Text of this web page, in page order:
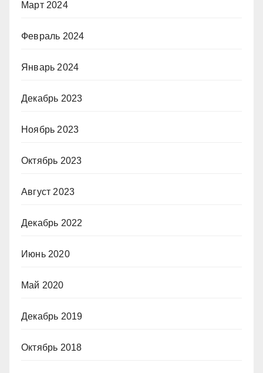
Март 2024
Февраль 2024
Январь 2024
Декабрь 2023
Ноябрь 2023
Октябрь 2023
Август 2023
Декабрь 2022
Июнь 2020
Май 2020
Декабрь 2019
Октябрь 2018